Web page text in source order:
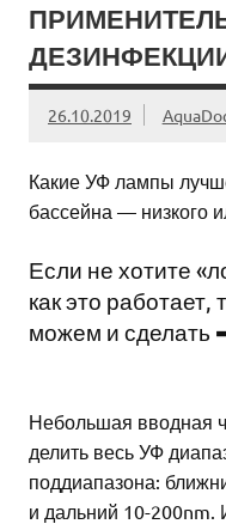
26.10.2019
Какие УФ лампы
бассейна — низкого
Если не хотите
как это работает,
можем и сделать
Небольшая вводная
делить весь УФ
поддиапазона:
и дальний 10-200nm.